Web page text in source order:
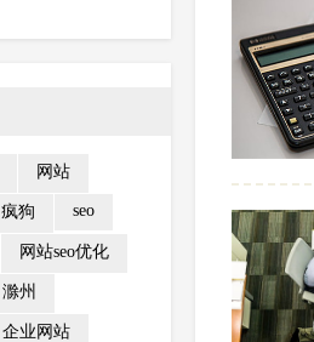
网站
疯狗 seo
网站seo优化
滁州
企业网站